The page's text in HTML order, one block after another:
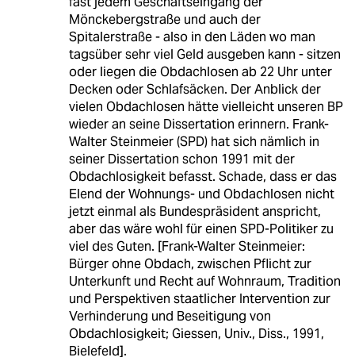
Mönckebergstraße und auch der
Spitalerstraße - also in den Läden wo man
tagsüber sehr viel Geld ausgeben kann - sitzen
oder liegen die Obdachlosen ab 22 Uhr unter
Decken oder Schlafsäcken. Der Anblick der
vielen Obdachlosen hätte vielleicht unseren BP
wieder an seine Dissertation erinnern. Frank-
Walter Steinmeier (SPD) hat sich nämlich in
seiner Dissertation schon 1991 mit der
Obdachlosigkeit befasst. Schade, dass er das
Elend der Wohnungs- und Obdachlosen nicht
jetzt einmal als Bundespräsident anspricht,
aber das wäre wohl für einen SPD-Politiker zu
viel des Guten. [Frank-Walter Steinmeier:
Bürger ohne Obdach, zwischen Pflicht zur
Unterkunft und Recht auf Wohnraum, Tradition
und Perspektiven staatlicher Intervention zur
Verhinderung und Beseitigung von
Obdachlosigkeit; Giessen, Univ., Diss., 1991,
Bielefeld].